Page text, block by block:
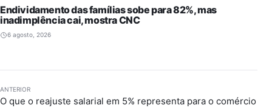
Endividamento das famílias sobe para 82%, mas
inadimplência cai, mostra CNC
6 agosto, 2026
ANTERIOR
O que o reajuste salarial em 5% representa para o comércio